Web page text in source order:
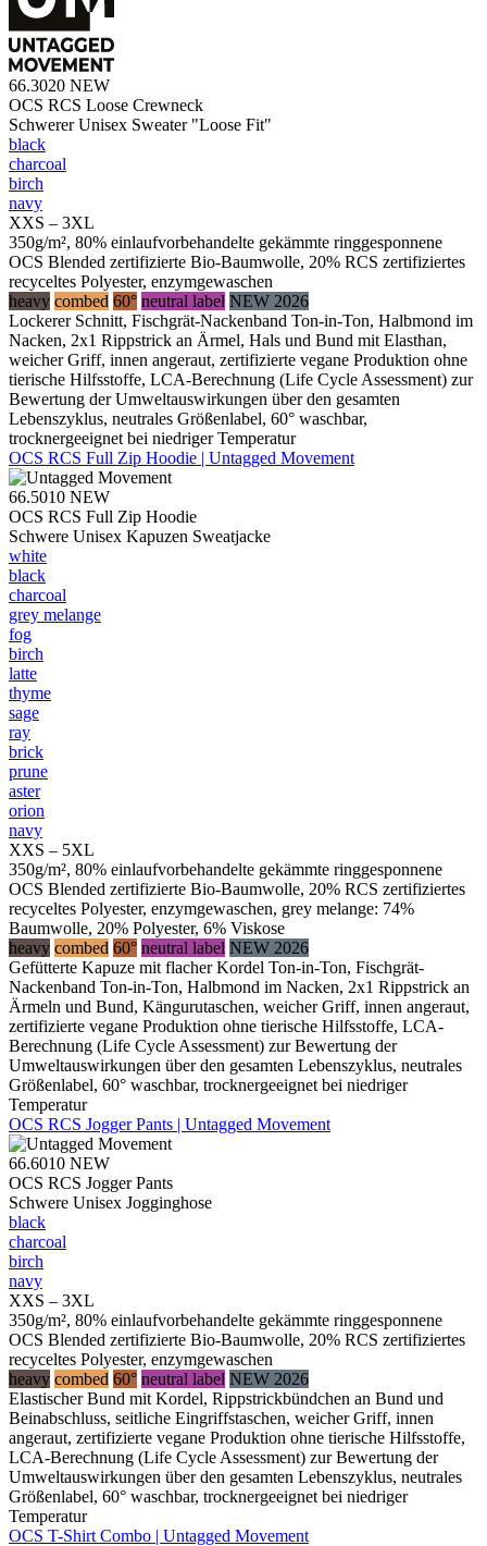
66.3020 NEW
OCS RCS Loose Crewneck
Schwerer Unisex Sweater "Loose Fit"
black
charcoal
birch
navy
XXS – 3XL
350g/m², 80% einlaufvorbehandelte gekämmte ringgesponnene
OCS Blended zertifizierte Bio-Baumwolle, 20% RCS zertifiziertes
recyceltes Polyester, enzymgewaschen
heavy combed 60° neutral label NEW 2026
Lockerer Schnitt, Fischgrät-Nackenband Ton-in-Ton, Halbmond im
Nacken, 2x1 Rippstrick an Ärmel, Hals und Bund mit Elasthan,
weicher Griff, innen angeraut, zertifizierte vegane Produktion ohne
tierische Hilfsstoffe, LCA-Berechnung (Life Cycle Assessment) zur
Bewertung der Umweltauswirkungen über den gesamten
Lebenszyklus, neutrales Größenlabel, 60° waschbar,
trocknergeeignet bei niedriger Temperatur
OCS RCS Full Zip Hoodie | Untagged Movement
66.5010 NEW
OCS RCS Full Zip Hoodie
Schwere Unisex Kapuzen Sweatjacke
white
black
charcoal
grey melange
fog
birch
latte
thyme
sage
ray
brick
prune
aster
orion
navy
XXS – 5XL
350g/m², 80% einlaufvorbehandelte gekämmte ringgesponnene
OCS Blended zertifizierte Bio-Baumwolle, 20% RCS zertifiziertes
recyceltes Polyester, enzymgewaschen, grey melange: 74%
Baumwolle, 20% Polyester, 6% Viskose
heavy combed 60° neutral label NEW 2026
Gefütterte Kapuze mit flacher Kordel Ton-in-Ton, Fischgrät-
Nackenband Ton-in-Ton, Halbmond im Nacken, 2x1 Rippstrick an
Ärmeln und Bund, Kängurutaschen, weicher Griff, innen angeraut,
zertifizierte vegane Produktion ohne tierische Hilfsstoffe, LCA-
Berechnung (Life Cycle Assessment) zur Bewertung der
Umweltauswirkungen über den gesamten Lebenszyklus, neutrales
Größenlabel, 60° waschbar, trocknergeeignet bei niedriger
Temperatur
OCS RCS Jogger Pants | Untagged Movement
66.6010 NEW
OCS RCS Jogger Pants
Schwere Unisex Jogginghose
black
charcoal
birch
navy
XXS – 3XL
350g/m², 80% einlaufvorbehandelte gekämmte ringgesponnene
OCS Blended zertifizierte Bio-Baumwolle, 20% RCS zertifiziertes
recyceltes Polyester, enzymgewaschen
heavy combed 60° neutral label NEW 2026
Elastischer Bund mit Kordel, Rippstrickbündchen an Bund und
Beinabschluss, seitliche Eingriffstaschen, weicher Griff, innen
angeraut, zertifizierte vegane Produktion ohne tierische Hilfsstoffe,
LCA-Berechnung (Life Cycle Assessment) zur Bewertung der
Umweltauswirkungen über den gesamten Lebenszyklus, neutrales
Größenlabel, 60° waschbar, trocknergeeignet bei niedriger
Temperatur
OCS T-Shirt Combo | Untagged Movement